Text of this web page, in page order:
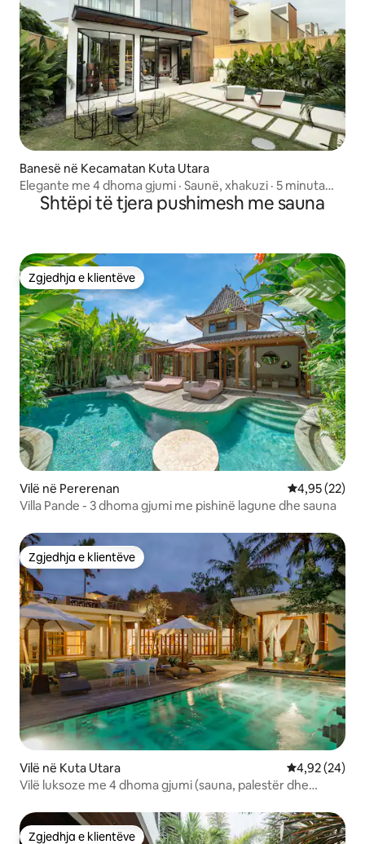
Banesë në Kecamatan Kuta Utara
Elegante me 4 dhoma gjumi · Saunë, xhakuzi · 5 minuta
larg Canggu
Shtëpi të tjera pushimesh me sauna
Zgjedhja e klientëve
Zgjedhja e klientëve
Vilë në Pererenan Vlerësimi
4,95 (22)
Villa Pande - 3 dhoma gjumi me pishinë lagune dhe sauna
Zgjedhja e klientëve
Zgjedhja e klientëve
Vilë në Kuta Utara Vlerësimi
4,92 (24)
Vilë luksoze me 4 dhoma gjumi (sauna, palestër dhe
Zgjedhja e klientëve